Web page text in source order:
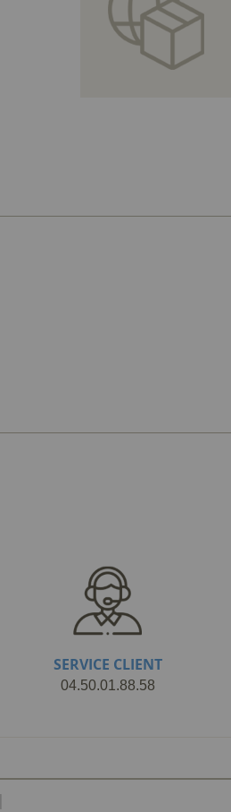
SERVICE CLIENT
04.50.01.88.58